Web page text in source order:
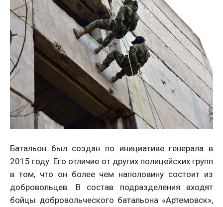
Батальон был создан по инициативе генерала в
2015 году. Его отличие от других полицейских групп
в том, что он более чем наполовину состоит из
добровольцев. В состав подразделения входят
бойцы добровольческого батальона «Артемовск»,